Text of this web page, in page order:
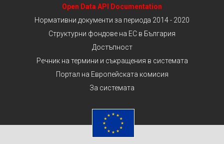
Open Data API Documentation
Нормативни документи за периода 2014 - 2020
Структурни фондове на ЕС в България
Достъпност
Речник на термини и съкращения в системата
Портал на Европейската комисия
За системата